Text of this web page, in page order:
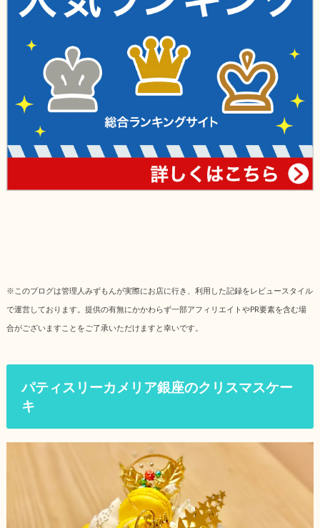
※このブログは管理人みずもんが実際にお店に行き、利用した記録をレビュースタイル
で運営しております。提供の有無にかかわらず一部アフィリエイトやPR要素を含む場
合がございますことをご了承いただけますと幸いです。
パティスリーカメリア銀座のクリスマスケー
キ